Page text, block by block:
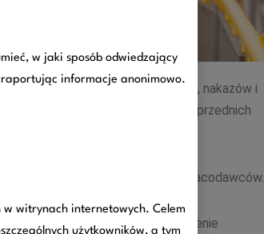
określonych ograniczeń, nakazów i
dalej idących, w stosunku do uprzednich
dotyczące wszystkich pracodawców.
zatrudniający pracowników na terenie
w jaki sposób odwiedzający
informacje anonimowo.
w witrynach internetowych. Celem
użytkowników, a tym